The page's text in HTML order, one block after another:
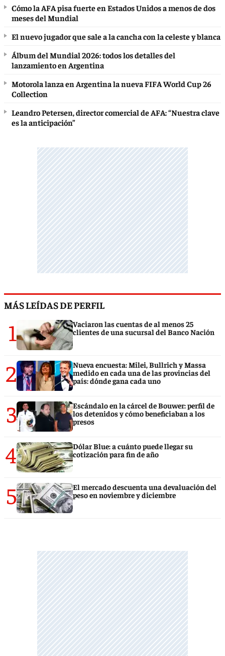
Cómo la AFA pisa fuerte en Estados Unidos a menos de dos
meses del Mundial
El nuevo jugador que sale a la cancha con la celeste y blanca
Álbum del Mundial 2026: todos los detalles del
lanzamiento en Argentina
Motorola lanza en Argentina la nueva FIFA World Cup 26
Collection
Leandro Petersen, director comercial de AFA: “Nuestra clave
es la anticipación”
MÁS LEÍDAS DE PERFIL
1
Vaciaron las cuentas de al menos 25
clientes de una sucursal del Banco Nación
2
Nueva encuesta: Milei, Bullrich y Massa
medido en cada una de las provincias del
país: dónde gana cada uno
3
Escándalo en la cárcel de Bouwer: perfil de
los detenidos y cómo beneficiaban a los
presos
4
Dólar Blue: a cuánto puede llegar su
cotización para fin de año
5
El mercado descuenta una devaluación del
peso en noviembre y diciembre